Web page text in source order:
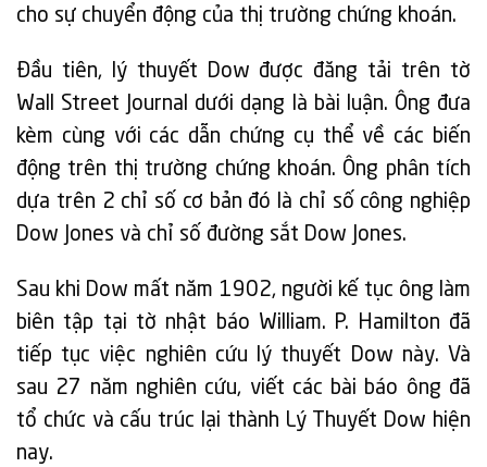
cho sự chuyển động của thị trường chứng khoán.
Đầu tiên, lý thuyết Dow được đăng tải trên tờ
Wall Street Journal dưới dạng là bài luận. Ông đưa
kèm cùng với các dẫn chứng cụ thể về các biến
động trên thị trường chứng khoán. Ông phân tích
dựa trên 2 chỉ số cơ bản đó là chỉ số công nghiệp
Dow Jones và chỉ số đường sắt Dow Jones.
Sau khi Dow mất năm 1902, người kế tục ông làm
biên tập tại tờ nhật báo William. P. Hamilton đã
tiếp tục việc nghiên cứu lý thuyết Dow này. Và
sau 27 năm nghiên cứu, viết các bài báo ông đã
tổ chức và cấu trúc lại thành Lý Thuyết Dow hiện
nay.